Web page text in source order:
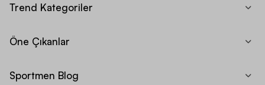
Trend Kategoriler
Öne Çıkanlar
Sportmen Blog